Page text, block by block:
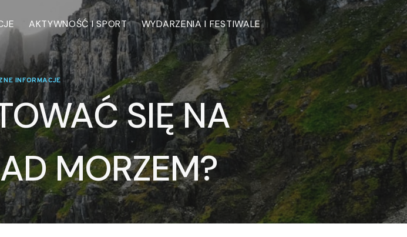
AKTYWNOŚĆ I SPORT WYDARZENIA I FESTIWALE
INFORMACJE
SIĘ NA
MORZEM?